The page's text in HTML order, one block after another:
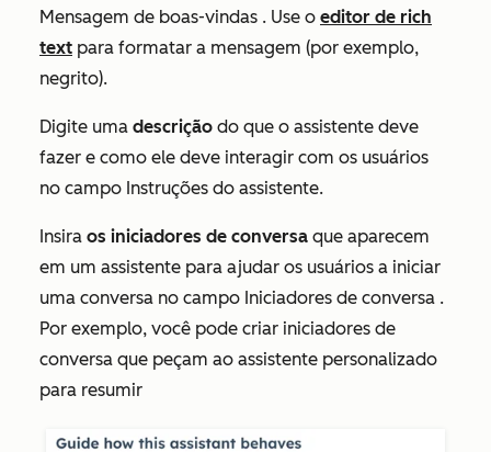
Mensagem de boas-vindas . Use o editor de rich
text para formatar a mensagem (por exemplo,
negrito).
Digite uma descrição do que o assistente deve
fazer e como ele deve interagir com os usuários
no campo Instruções do assistente.
Insira os iniciadores de conversa que aparecem
em um assistente para ajudar os usuários a iniciar
uma conversa no campo Iniciadores de conversa .
Por exemplo, você pode criar iniciadores de
conversa que peçam ao assistente personalizado
para resumir